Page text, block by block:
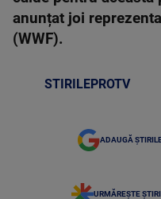
anunțat joi
(WWF).
STIRILEPROTV
ADAUGĂ
URMĂREȘTE